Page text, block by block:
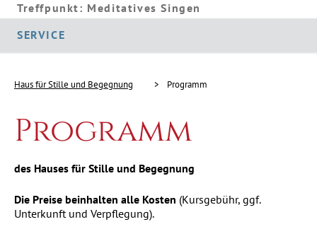
Treffpunkt: Meditatives Singen
SERVICE
Haus für Stille und Begegnung Programm
Programm
des Hauses für Stille und Begegnung
Die Preise beinhalten alle Kosten (Kursgebühr, ggf.
Unterkunft und Verpflegung).